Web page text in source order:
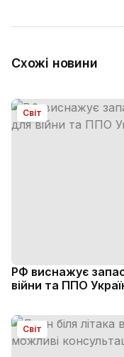
Схожі новини
Світ
РФ виснажує
війни та ППО
Світ